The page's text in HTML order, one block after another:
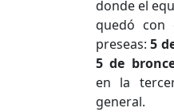
donde el
quedó con
preseas:5
5 de
en la
general.